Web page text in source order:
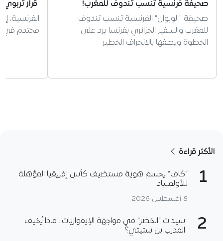
صحيفة فرنسية تنسب تندوف للمغرب!
صحيفة " لوبوان" الفرنسية تنسب تندوف
للمغرب والسفير الجزائري بفرنسا يرد على
الخطوة ويصفها بالانحراف الخطير
قرار
الفرنسية،
محتدم في
الأكثر قراءة
1
“كاف” يحسم هوية مستضيف كأس إفريقيا المؤهلة
للأولمبياد
8 أغسطس 2026
2
سيدات “الخضر” في مواجهة الإيفواريات.. ماذا يُخيف
المدرب بن ستيتي؟